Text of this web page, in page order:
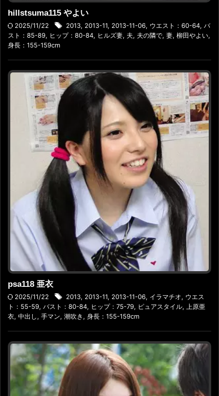
hillstsuma115 やよい
2025/11/22 2013, 2013-11, 2013-11-06, ウエスト：60-64, バ
スト：85-89, ヒップ：80-84, ヒルズ妻, 夫, 夫の隣で, 妻, 柳田やよい,
身長：155-159cm
psa118 亜衣
2025/11/22 2013, 2013-11, 2013-11-06, イラマチオ, ウエス
ト：55-59, バスト：80-84, ヒップ：75-79, ピュアスタイル,
上原亜
衣, 中出し, 手マン, 潮吹き , 身長：155-159cm